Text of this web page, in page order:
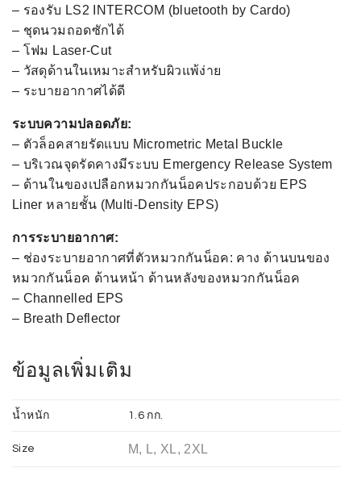
– รองรับ LS2 INTERCOM (bluetooth by Cardo)
– ชุดนวมถอดซักได้
– โฟม Laser-Cut
– วัสดุด้านในเหมาะสำหรับผิวแพ้ง่าย
– ระบายอากาศได้ดี
ระบบความปลอดภัย:
– ตัวล็อคสายรัดแบบ Micrometric Metal Buckle
– บริเวณจุดรัดคางมีระบบ Emergency Release System
– ด้านในของเปลือกหมวกกันน็อคประกอบด้วย EPS
Liner หลายชั้น (Multi-Density EPS)
การระบายอากาศ:
– ช่องระบายอากาศที่ตัวหมวกกันน็อค: คาง ด้านบนของ
หมวกกันน็อค ด้านหน้า ด้านหลังของหมวกกันน็อค
– Channelled EPS
– Breath Deflector
ข้อมูลเพิ่มเติม
น้ำหนัก 1.6 กก.
Size M, L, XL, 2XL